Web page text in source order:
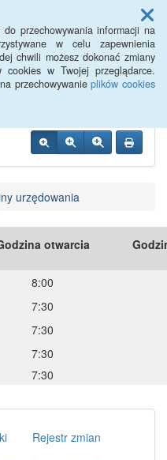
przechowywania informacji na
w celu zapewnienia
chwili możesz dokonać zmiany
cookies w Twojej przeglądarce.
przechowywanieplików cookies
Menu
urzędowania
otwarcia
8:00
7:30
7:30
7:30
7:30
Rejestr zmian